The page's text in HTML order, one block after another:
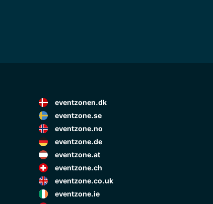
eventzonen.dk
eventzone.se
eventzone.no
eventzone.de
eventzone.at
eventzone.ch
eventzone.co.uk
eventzone.ie